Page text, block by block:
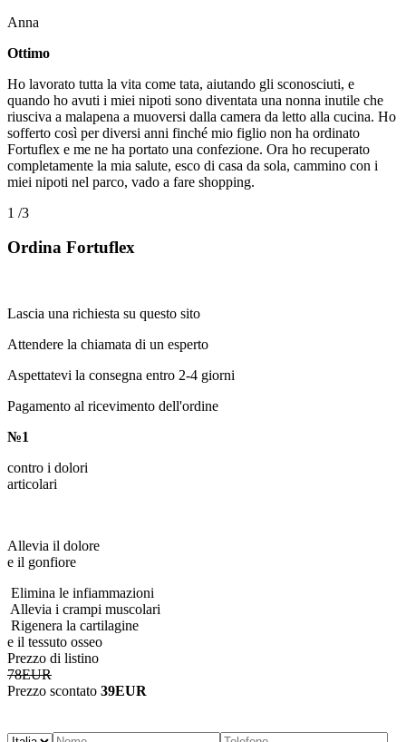
Anna
Ottimo
Ho lavorato tutta la vita come tata, aiutando gli sconosciuti, e
quando ho avuti i miei nipoti sono diventata una nonna inutile che
riusciva a malapena a muoversi dalla camera da letto alla cucina. Ho
sofferto così per diversi anni finché mio figlio non ha ordinato
Fortuflex e me ne ha portato una confezione. Ora ho recuperato
completamente la mia salute, esco di casa da sola, cammino con i
miei nipoti nel parco, vado a fare shopping.
1 /3
Ordina Fortuflex
Lascia una richiesta su questo sito
Attendere la chiamata di un esperto
Aspettatevi la consegna entro 2-4 giorni
Pagamento al ricevimento dell'ordine
№1
contro i dolori
articolari
Allevia il dolore
e il gonfiore
Elimina le infiammazioni
Allevia i crampi muscolari
Rigenera la cartilagine
e il tessuto osseo
Prezzo di listino
78EUR
Prezzo scontato 39EUR